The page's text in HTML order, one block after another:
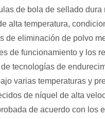
de bola de sellado
alta temperatura,
de eliminación de polvo
funcionamiento y los
tecnologías de
varias temperaturas y
de níquel de alta
de acuerdo con los